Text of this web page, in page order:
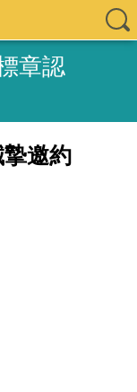
章認
邀約